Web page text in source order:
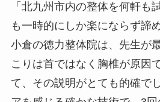
「北九州市内の整体を何軒も
も一時的にしか楽にならず諦
小倉の徳力整体院は、先生が
こりは首ではなく胸椎が原因
て、その説明がとても的確で